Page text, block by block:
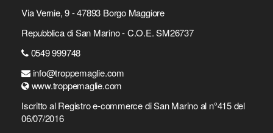
Via Vernie, 9 - 47893 Borgo Maggiore
Repubblica di San Marino - C.O.E. SM26737
0549 999748
info@troppemaglie.com
www.troppemaglie.com
Iscritto al Registro e-commerce di San Marino al n°415 del
06/07/2016